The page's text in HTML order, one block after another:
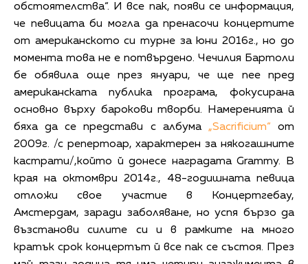
обстоятелства“. И все пак, появи се информация,
че певицата би могла да пренасочи концертите
от американското си турне за юни 2016г., но до
момента това не е потвърдено. Чечилия Бартоли
бе обявила още през януари, че ще пее пред
американската публика програма, фокусирана
основно върху барокови творби. Намеренията й
бяха да се представи с албума „Sacrificium“ от
2009г. /с репертоар, характерен за някогашните
кастрати/,който й донесе наградата Grammy. В
края на октомври 2014г., 48-годишната певица
отложи свое участие в Концертгебау,
Амстердам, заради заболяване, но успя бързо да
възстанови силите си и в рамките на много
кратък срок концертът й все пак се състоя. През